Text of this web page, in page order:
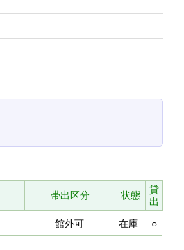
帯出区分 状態
貸
出
館外可 在庫 ○